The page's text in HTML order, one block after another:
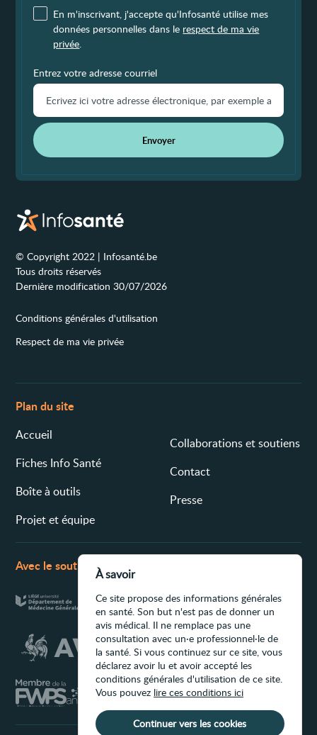
En m'inscrivant, j'accepte qu'Infosanté utilise mes
données personnelles dans le respect de ma vie
privée
Entrez votre adresse courriel
Envoyer
© Copyright 2022 | Infosanté.be
Tous droits réservés
Dernière modification 30/07/2026
Conditions générales d'utilisation
Respect de ma vie privée
Plan du site
Accueil
Fiches Info Santé
Boîte à outils
Projet et équipe
Collaborations et soutiens
Contact
Presse
Avec le soutien de
À savoir
Ce site propose des informations générales
en santé. Son but n'est pas de donner un
avis médical. Il ne remplace pas une
consultation avec un·e professionnel·le de
la santé. Si vous continuez sur ce site, vous
déclarez avoir lu et avoir accepté les
conditions générales d'utilisation de ce site.
Vous pouvez lire ces conditions ici
Continuer vers les cookies